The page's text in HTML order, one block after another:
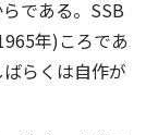
である。SSB
年)ころであ
らくは自作が